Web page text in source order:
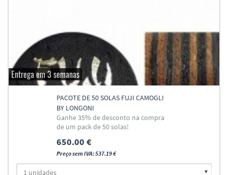
Entrega em 3 semanas
PACOTE DE 50 SOLAS FUJI CAMOGLI
BY LONGONI
Ganhe 35% de desconto na compra
de um pack de 50 solas!
650.00 €
Preço sem IVA: 537.19 €